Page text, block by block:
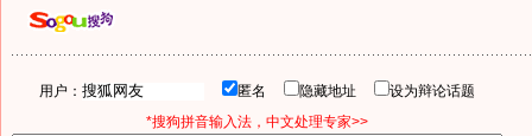
用户： 匿名 隐藏地址
设为辩论话题
*搜狗拼音输入法，中文处理专家>>